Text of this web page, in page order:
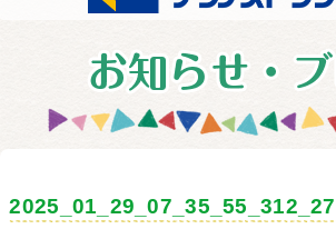
2025_01_29_07_35_55_312_27